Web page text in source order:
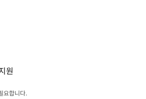
원
요합니다.